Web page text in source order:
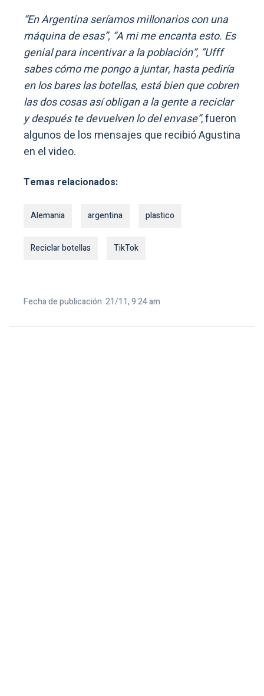
“En Argentina seríamos millonarios con una
máquina de esas”, “A mi me encanta esto. Es
genial para incentivar a la población”, ”Ufff
sabes cómo me pongo a juntar, hasta pediría
en los bares las botellas, está bien que cobren
las dos cosas así obligan a la gente a reciclar
y después te devuelven lo del envase”, fueron
algunos de los mensajes que recibió Agustina
en el video.
Temas relacionados:
Alemania argentina plastico
Reciclar botellas TikTok
Fecha de publicación: 21/11, 9:24 am